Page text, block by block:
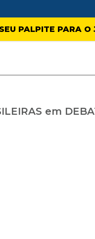
PALPITE PARA O
em